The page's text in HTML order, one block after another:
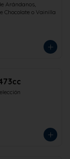
Arándanos,
Chocolate o Vainilla